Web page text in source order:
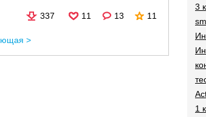
337 11 13 11
>
3
1